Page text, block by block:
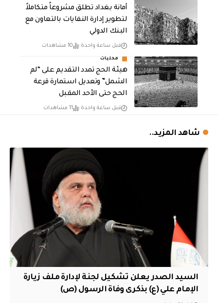
أمانة بغداد تطلق مشروعاً متكاملاً
لتطوير إدارة النفايات بالتعاون مع
البنك الدولي
قبل ساعة واحدة 10 مشاهدات
محليات
هيئة الحج تمدد التقديم على “لم
الشمل” وتعديل استمارة قرعة
الحج حتى الأحد المقبل
قبل ساعة واحدة 11 مشاهدات
شاهد المزيد..
السيد الصدر يعلن تشكيل لجنة لإدارة ملف زيارة
الإمام علي (ع) بذكرى وفاة الرسول (ص)